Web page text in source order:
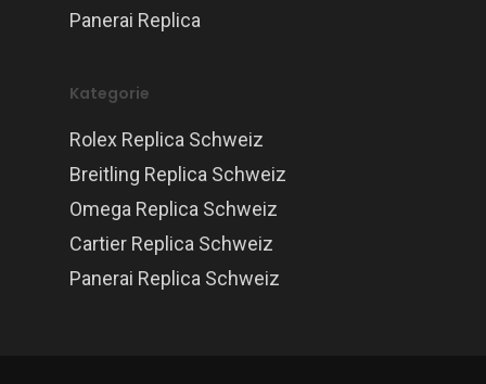
Panerai Replica
Kategorie
Rolex Replica Schweiz
Breitling Replica Schweiz
Omega Replica Schweiz
Cartier Replica Schweiz
Panerai Replica Schweiz